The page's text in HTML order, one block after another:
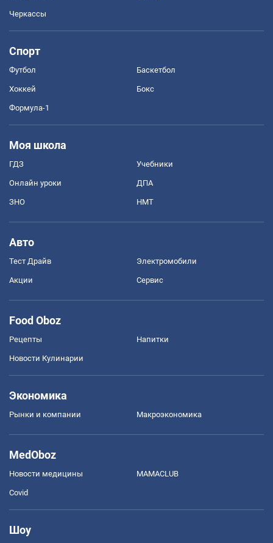
Черкассы
Спорт
Футбол Баскетбол
Хоккей Бокс
Формула-1
Моя школа
ГДЗ Учебники
Онлайн уроки ДПА
ЗНО НМТ
Авто
Тест Драйв Электромобили
Акции Сервис
Food Oboz
Рецепты Напитки
Новости Кулинарии
Экономика
Рынки и компании Mакроэкономика
MedOboz
Новости медицины MAMACLUB
Covid
Шоу